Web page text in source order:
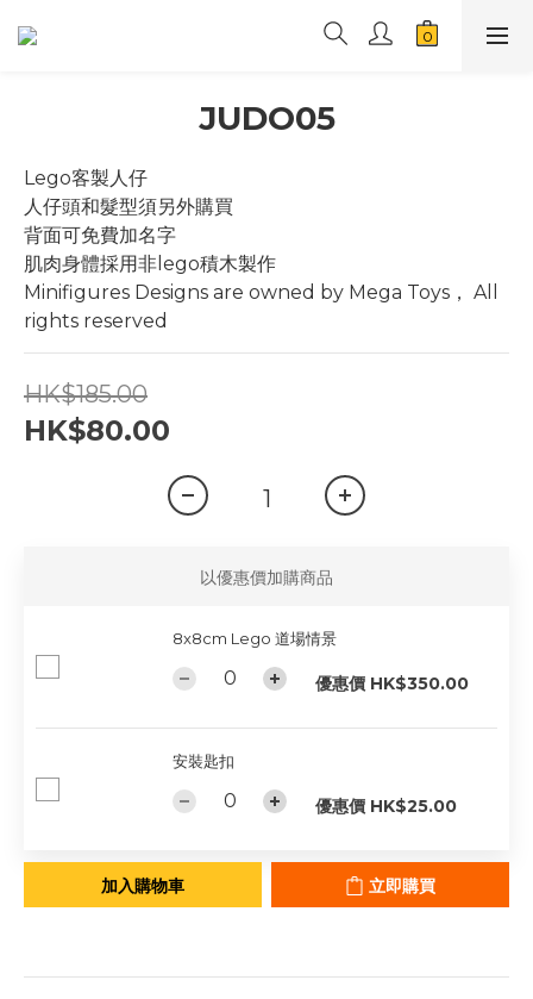
JUDO05
Lego客製人仔
人仔頭和髮型須另外購買
背面可免費加名字
肌肉身體採用非lego積木製作
Minifigures Designs are owned by Mega Toys， All
rights reserved
HK$185.00
HK$80.00
以優惠價加購商品
8x8cm Lego 道場情景
優惠價 HK$350.00
安裝匙扣
優惠價 HK$25.00
加入購物車 立即購買